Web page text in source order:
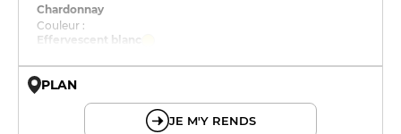
Chardonnay
Couleur :
Effervescent blanc
PLAN
JE M'Y RENDS